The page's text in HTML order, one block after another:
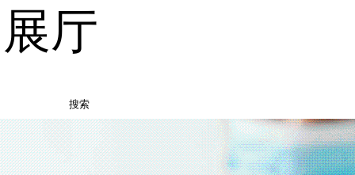
厅
搜索